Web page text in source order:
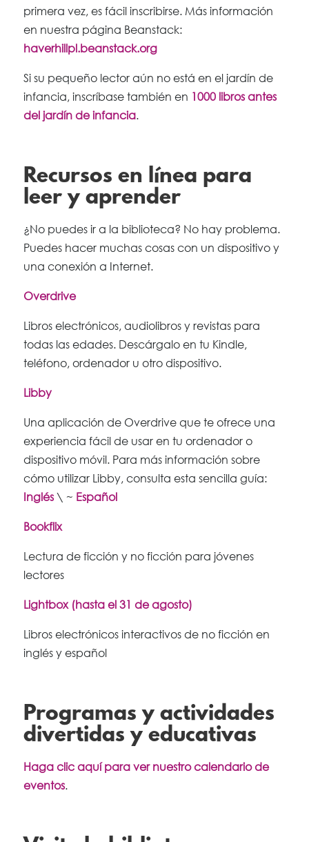
primera vez, es fácil inscribirse. Más información
en nuestra página Beanstack:
haverhillpl.beanstack.org
Si su pequeño lector aún no está en el jardín de
infancia, inscríbase también en 1000 libros antes
del jardín de infancia.
Recursos en línea para
leer y aprender
¿No puedes ir a la biblioteca? No hay problema.
Puedes hacer muchas cosas con un dispositivo y
una conexión a Internet.
Overdrive
Libros electrónicos, audiolibros y revistas para
todas las edades. Descárgalo en tu Kindle,
teléfono, ordenador u otro dispositivo.
Libby
Una aplicación de Overdrive que te ofrece una
experiencia fácil de usar en tu ordenador o
dispositivo móvil. Para más información sobre
cómo utilizar Libby, consulta esta sencilla guía:
Inglés\ ~ Español
Bookflix
Lectura de ficción y no ficción para jóvenes
lectores
Lightbox (hasta el 31 de agosto)
Libros electrónicos interactivos de no ficción en
inglés y español
Programas y actividades
divertidas y educativas
Haga clic aquí para ver nuestro calendario de
eventos.